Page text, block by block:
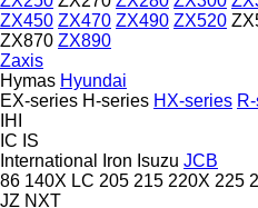
ZX450 ZX470 ZX490 ZX520
ZX870 ZX890
Zaxis
Hymas Hyundai
EX-series H-series HX-series
IHI
IC IS
International
Iron Isuzu JCB
86 140X LC 205 215 220X 225
JZ NXT